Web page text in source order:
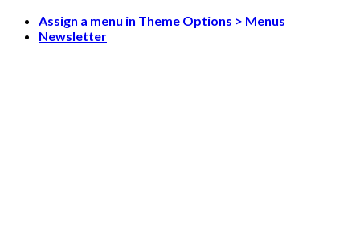
Skip
Assign a menu in Theme Options > Menus
Newsletter